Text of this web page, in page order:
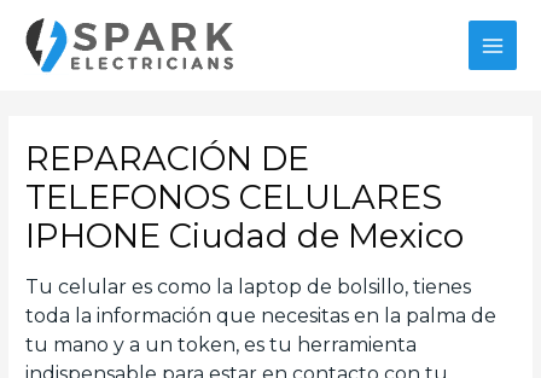
contenido
REPARACIÓN DE
TELEFONOS CELULARES
IPHONE Ciudad de Mexico
Tu celular es como la laptop de bolsillo, tienes
toda la información que necesitas en la palma de
tu mano y a un token, es tu herramienta